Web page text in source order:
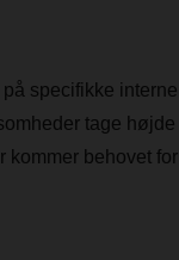
specifikke interne
tage højde
kommer behovet for